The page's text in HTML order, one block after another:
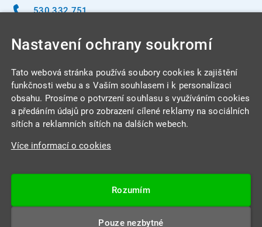
530 332 751
INTEGRA CENTRUM s.r.o.
Jabloňová 662/7
Datová schránka: 4beca6d
Nastavení ochrany soukromí
Tato webová stránka používá soubory cookies k zajištění
funkčnosti webu a s Vaším souhlasem i k personalizaci
obsahu. Prosíme o potvrzení souhlasu s využíváním cookies
a předáním údajů pro zobrazení cílené reklamy na sociálních
sítích a reklamních sítích na dalších webech.
Více informací o cookies
Rozumím
Pouze nezbytné